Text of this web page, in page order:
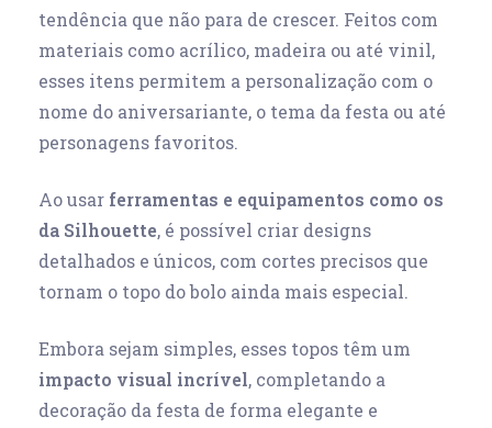
tendência que não para de crescer. Feitos com
materiais como acrílico, madeira ou até vinil,
esses itens permitem a personalização com o
nome do aniversariante, o tema da festa ou até
personagens favoritos.
Ao usar ferramentas e equipamentos como os
da Silhouette, é possível criar designs
detalhados e únicos, com cortes precisos que
tornam o topo do bolo ainda mais especial.
Embora sejam simples, esses topos têm um
impacto visual incrível, completando a
decoração da festa de forma elegante e